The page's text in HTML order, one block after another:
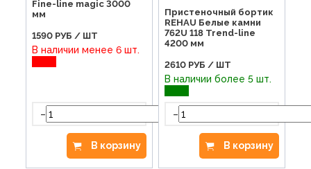
Fine-line magic 3000
мм
1590 РУБ / ШТ
В наличии менее 6 шт.
-
В корзину
Пристеночный бортик
REHAU Белые камни
762U 118 Trend-line
4200 мм
2610 РУБ / ШТ
В наличии более 5 шт.
-
В корзину